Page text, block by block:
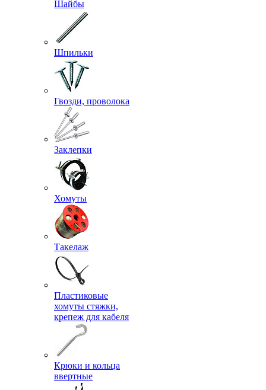
Шайбы
Шпильки
Гвозди, проволока
Заклепки
Хомуты
Такелаж
Пластиковые
хомуты стяжки,
крепеж для кабеля
Крюки и кольца
ввертные